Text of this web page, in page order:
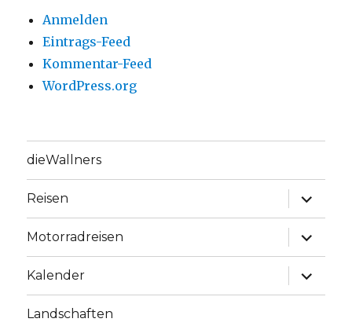
Anmelden
Eintrags-Feed
Kommentar-Feed
WordPress.org
dieWallners
Reisen
Motorradreisen
Kalender
Landschaften